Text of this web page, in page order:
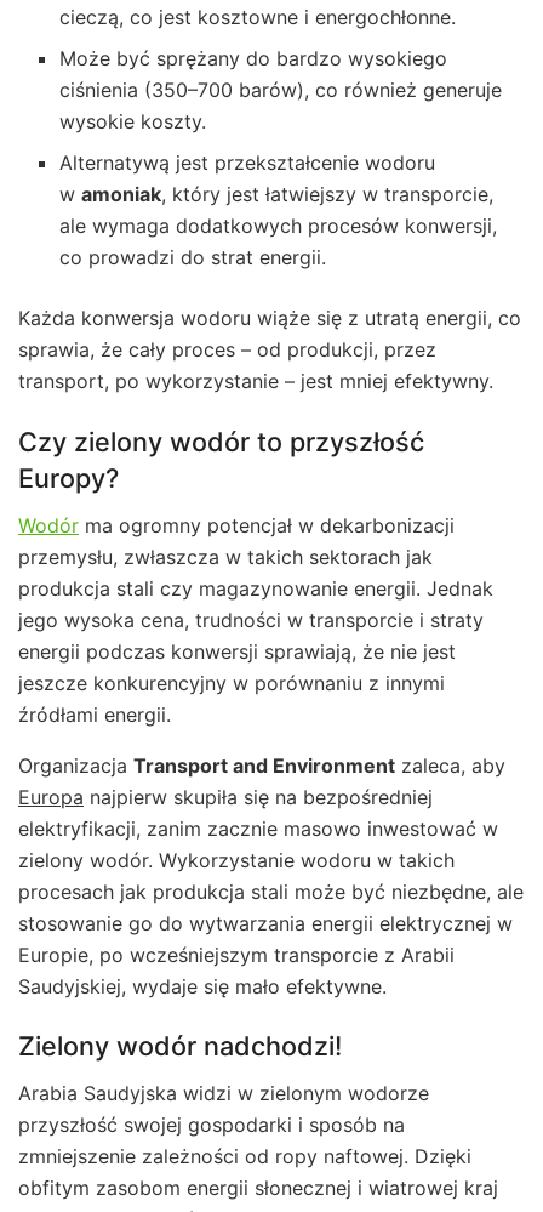
cieczą, co jest kosztowne i energochłonne.
Może być sprężany do bardzo wysokiego
ciśnienia (350–700 barów), co również generuje
wysokie koszty.
Alternatywą jest przekształcenie wodoru
wamoniak, który jest łatwiejszy w transporcie,
ale wymaga dodatkowych procesów konwersji,
co prowadzi do strat energii.
Każda konwersja wodoru wiąże się z utratą energii, co
sprawia, że cały proces – od produkcji, przez
transport, po wykorzystanie – jest mniej efektywny.
Czy zielony wodór to przyszłość
Europy?
Wodór ma ogromny potencjał w dekarbonizacji
przemysłu, zwłaszcza w takich sektorach jak
produkcja stali czy magazynowanie energii. Jednak
jego wysoka cena, trudności w transporcie i straty
energii podczas konwersji sprawiają, że nie jest
jeszcze konkurencyjny w porównaniu z innymi
źródłami energii.
Organizacja Transport and Environment zaleca, aby
Europa najpierw skupiła się na bezpośredniej
elektryfikacji, zanim zacznie masowo inwestować w
zielony wodór. Wykorzystanie wodoru w takich
procesach jak produkcja stali może być niezbędne, ale
stosowanie go do wytwarzania energii elektrycznej w
Europie, po wcześniejszym transporcie z Arabii
Saudyjskiej, wydaje się mało efektywne.
Zielony wodór nadchodzi!
Arabia Saudyjska widzi w zielonym wodorze
przyszłość swojej gospodarki i sposób na
zmniejszenie zależności od ropy naftowej. Dzięki
obfitym zasobom energii słonecznej i wiatrowej kraj